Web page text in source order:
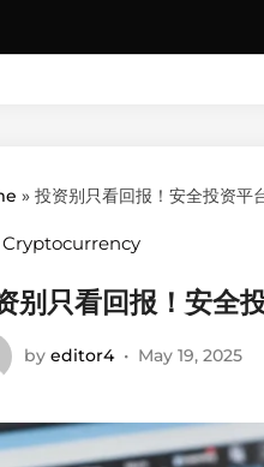
» 投资别只看回报！安全投资平
Cryptocurrency
别只看回报！安全
by editor4 • May 19, 2025